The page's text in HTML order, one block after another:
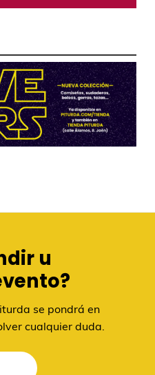
u
se pondrá en
cualquier duda.